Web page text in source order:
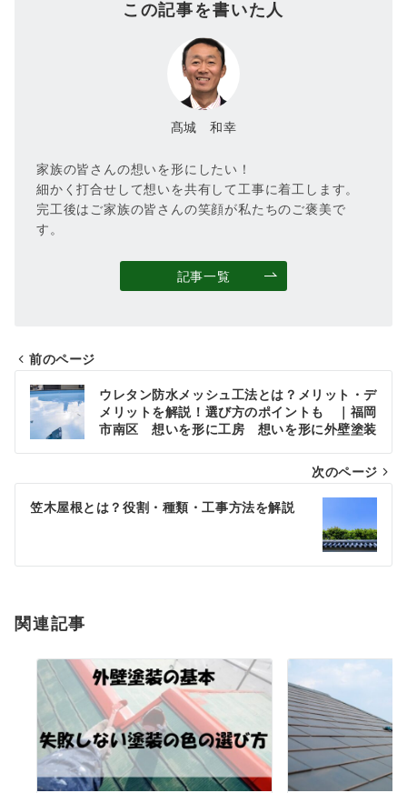
この記事を書いた人
髙城 和幸
家族の皆さんの想いを形にしたい！
細かく打合せして想いを共有して工事に着工します。
完工後はご家族の皆さんの笑顔が私たちのご褒美で
す。
記事一覧
投
稿
ナ
ビ
ゲ
シ
ン
前のページ
ウレタン防水メッシュ工法とは？メリット・デ
メリットを解説！選び方のポイントも ｜福岡
市南区 想いを形に工房 想いを形に外壁塗装
次のページ
笠木屋根とは？役割・種類・工事方法を解説
関連記事